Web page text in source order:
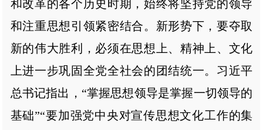
和改革的各个历史时期，始终将坚持党的领导
和注重思想引领紧密结合。新形势下，要夺取
新的伟大胜利，必须在思想上、精神上、文化
上进一步巩固全党全社会的团结统一。习近平
总书记指出，“掌握思想领导是掌握一切领导的
基础”“要加强党中央对宣传思想文化工作的集